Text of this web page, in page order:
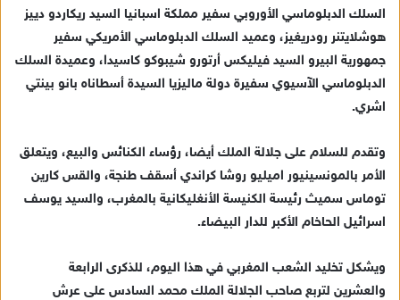
السلك الدبلوماسي الأوروبي سفير مملكة اسبانيا السيد ريكاردو دييز
هوشلايتنر رودريغيز، وعميد السلك الدبلوماسي الأمريكي سفير
جمهورية البيرو السيد فيليكس أرتورو شيبوكو كاسيدا، وعميدة السلك
الدبلوماسي الآسيوي سفيرة دولة ماليزيا السيدة أسطاناه بانو بينتي
اشري.
وتقدم للسلام على جلالة الملك أيضا، رؤساء الكنائس والبيع، ويتعلق
الأمر بالمونسينيور اميليو روشا كراندي أسقف طنجة، والقس كارين
توماس سميث رئيسة الكنيسة الأنغليكانية بالمغرب، والسيد يوسف
اسرائيل الحاخام الأكبر للدار البيضاء.
ويشكل تخليد الشعب المغربي في هذا اليوم، للذكرى الرابعة
والعشرين لتربع صاحب الجلالة الملك محمد السادس على عرش